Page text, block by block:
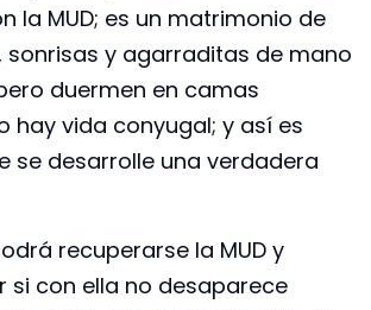
la MUD; es un matrimonio de
sonrisas y agarraditas de mano
duermen en camas
hay vida conyugal; y así es
se desarrolle una verdadera
recuperarse la MUD y
si con ella no desaparece